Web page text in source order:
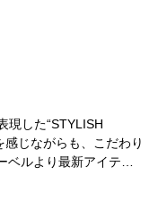
現した“STYLISH
じながらも、こだわり
ルより最新アイテム